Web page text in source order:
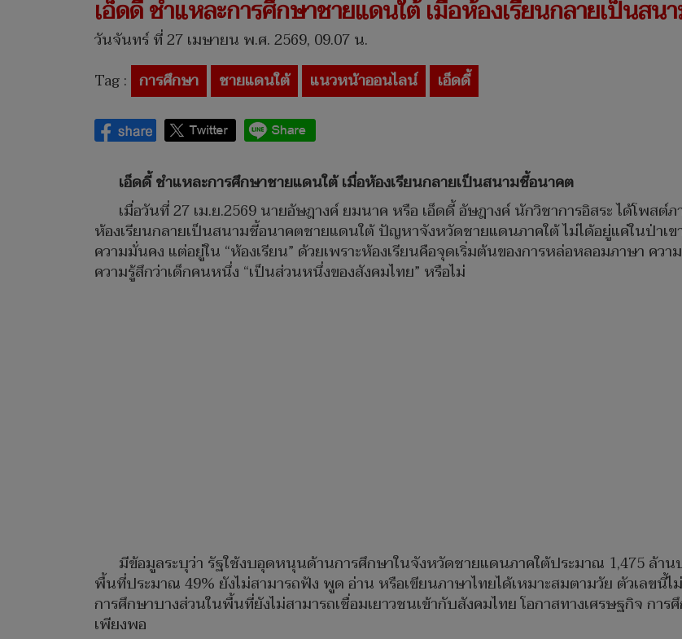
เอ็ดดี้ ชำแหละการศึกษาชายแดนใต้ เมื่อห้องเรียนกลายเป็นสน
วันจันทร์ ที่ 27 เมษายน พ.ศ. 2569, 09.07 น.
Tag : การศึกษา ชายแดนใต้ แนวหน้าออนไลน์ เอ็ดดี้
เอ็ดดี้ ชำแหละการศึกษาชายแดนใต้ เมื่อห้องเรียนกลายเป็นสนามชี้อนาคต
เมื่อวันที่ 27 เม.ย.2569 นายอัษฎางค์ ยมนาค หรือ เอ็ดดี้ อัษฎางค์ นักวิชาการอิสระ ได้โพส
ห้องเรียนกลายเป็นสนามชี้อนาคตชายแดนใต้ ปัญหาจังหวัดชายแดนภาคใต้ ไม่ได้อยู่แค่ในป่าเ
ความมั่นคง แต่อยู่ใน “ห้องเรียน” ด้วยเพราะห้องเรียนคือจุดเริ่มต้นของการหล่อหลอมภาษา คว
ความรู้สึกว่าเด็กคนหนึ่ง “เป็นส่วนหนึ่งของสังคมไทย” หรือไม่
มีข้อมูลระบุว่า รัฐใช้งบอุดหนุนด้านการศึกษาในจังหวัดชายแดนภาคใต้ประมาณ 1,475 ล้า
พื้นที่ประมาณ 49% ยังไม่สามารถฟัง พูด อ่าน หรือเขียนภาษาไทยได้เหมาะสมตามวัย ตัวเลข
การศึกษาบางส่วนในพื้นที่ยังไม่สามารถเชื่อมเยาวชนเข้ากับสังคมไทย โอกาสทางเศรษฐกิจ กา
เพียงพอ